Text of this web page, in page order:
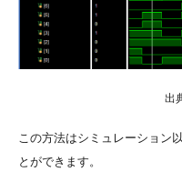
出
この方法はシミュレーション
とができます。